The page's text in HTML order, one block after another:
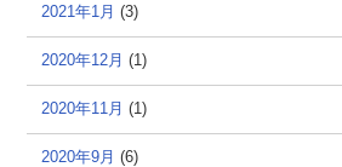
2021年1月 (3)
2020年12月 (1)
2020年11月 (1)
2020年9月 (6)